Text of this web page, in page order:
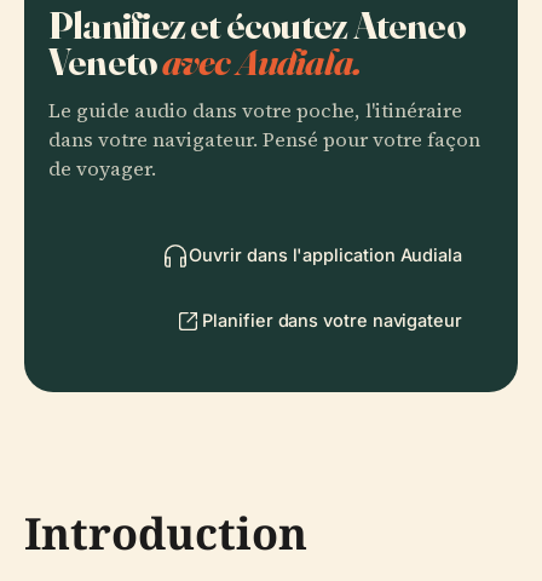
Planifiez et écoutez Ateneo
Venetoavec Audiala.
Le guide audio dans votre poche, l'itinéraire
dans votre navigateur. Pensé pour votre façon
de voyager.
Ouvrir dans l'application Audiala
Planifier dans votre navigateur
Introduction